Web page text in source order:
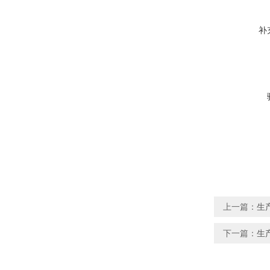
补
上一篇： 生
下一篇： 生